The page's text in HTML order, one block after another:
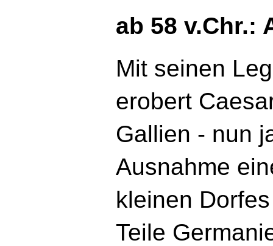
ab 58 v.Chr.:
Mit seinen
erobert
Gallien - nun
Ausnahme
kleinen
Teile